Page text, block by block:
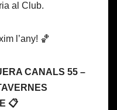
al Club.
l’any! 🏀
CANALS 55 –
📋